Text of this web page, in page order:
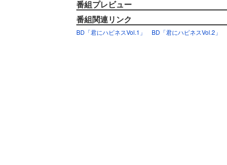
番組プレビュー
番組関連リンク
BD「君にハピネスVol.1」 BD「君にハピネスVol.2」